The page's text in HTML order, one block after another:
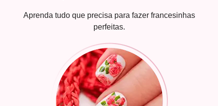
Aprenda tudo que precisa para fazer francesinhas
perfeitas.